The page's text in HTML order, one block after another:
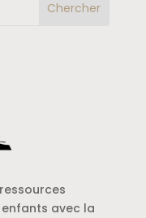
avec la